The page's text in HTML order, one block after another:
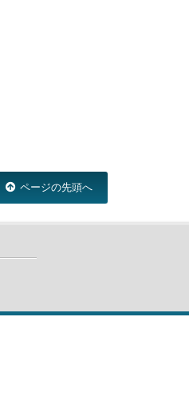
ページの先頭へ